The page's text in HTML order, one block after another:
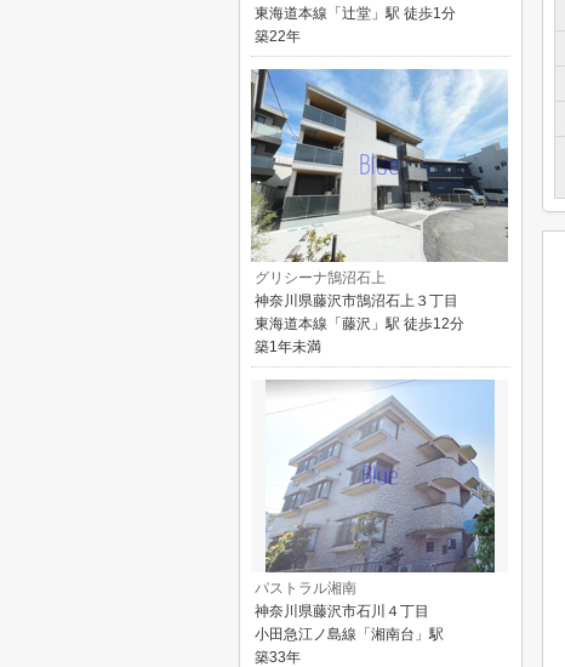
東海道本線「辻堂」駅 徒歩1分
築22年
グリシーナ鵠沼石上
神奈川県藤沢市鵠沼石上３丁目
東海道本線「藤沢」駅 徒歩12分
築1年未満
パストラル湘南
神奈川県藤沢市石川４丁目
小田急江ノ島線「湘南台」駅
築33年